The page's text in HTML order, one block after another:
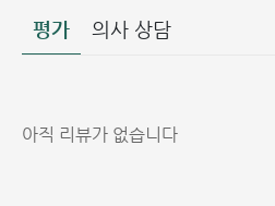
평가 의사 상담
아직 리뷰가 없습니다